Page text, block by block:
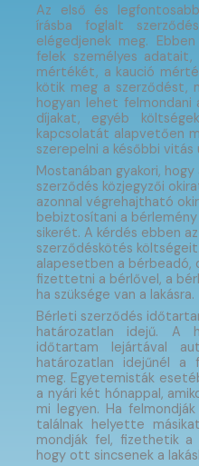
Az első és
írásba foglalt
elégedjenek meg.
felek személyes
mértékét, a kaució
kötik meg a szerződést,
hogyan lehet felmondani
díjakat, egyéb
kapcsolatát alapvetően
szerepelni a későbbi
Mostanában gyakori,
szerződés közjegyzői
azonnal végrehajtható
bebiztosítani a
sikerét. A kérdés ebben
szerződéskötés
alapesetben a bérbeadó,
fizettetni a bérlővel, a
ha szüksége van a lakásra.
Bérleti szerződés
határozatlan idejű. A
időtartam lejártával
határozatlan idejűnél a
meg. Egyetemisták
a nyári két hónappal,
mi legyen. Ha
találnak helyette
mondják fel, fizethetik
hogy ott sincsenek a